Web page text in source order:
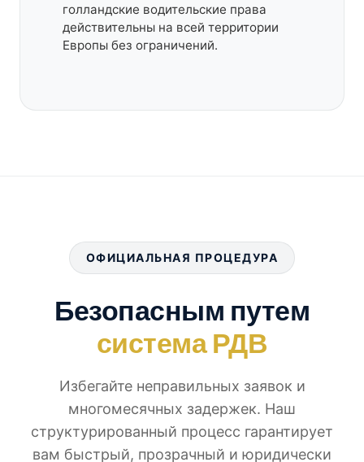
голландские водительские права
действительны на всей территории
Европы без ограничений.
ОФИЦИАЛЬНАЯ ПРОЦЕДУРА
Безопасным путем
система РДВ
Избегайте неправильных заявок и
многомесячных задержек. Наш
структурированный процесс гарантирует
вам быстрый, прозрачный и юридически